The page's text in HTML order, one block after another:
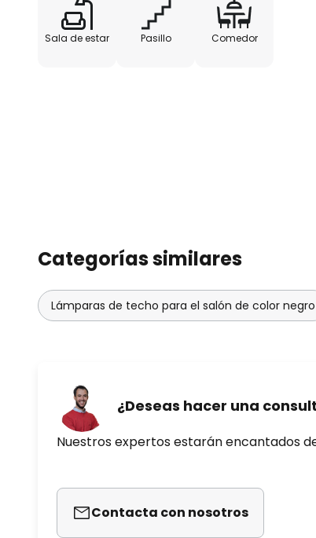
Sala de estar Pasillo Comedor
Categorías similares
Lámparas de techo para el salón de color negro
¿Deseas hacer una
Nuestros expertos estarán encantados
Contacta con nosotros